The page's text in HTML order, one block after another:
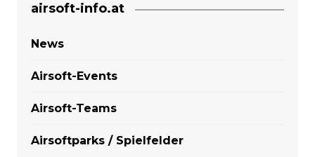
airsoft-info.at
News
Airsoft-Events
Airsoft-Teams
Airsoftparks / Spielfelder